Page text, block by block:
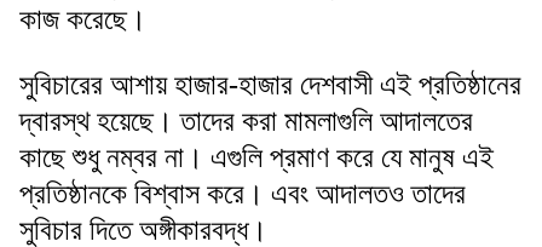
কাজ করেছে।
সুবিচারের আশায় হাজার-হাজার দেশবাসী এই প্রতিষ্ঠানের
দ্বারস্থ হয়েছে। তাদের করা মামলাগুলি আদালতের
কাছে শুধু নম্বর না। এগুলি প্রমাণ করে যে মানুষ এই
প্রতিষ্ঠানকে বিশ্বাস করে। এবং আদালতও তাদের
সুবিচার দিতে অঙ্গীকারবদ্ধ।